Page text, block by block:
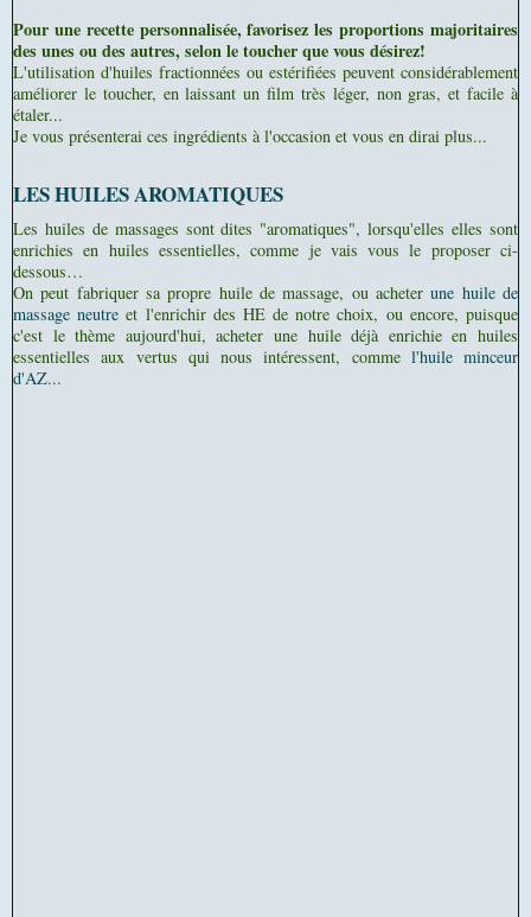
Pour une recette personnalisée, favorisez les proportions majoritaires
des unes ou des autres, selon le toucher que vous désirez!
L'utilisation d'huiles fractionnées ou estérifiées peuvent considérablement
améliorer le toucher, en laissant un film très léger, non gras, et facile à
étaler...
Je vous présenterai ces ingrédients à l'occasion et vous en dirai plus...
LES HUILES AROMATIQUES
Les huiles de massages sont dites "aromatiques", lorsqu'elles elles sont
enrichies en huiles essentielles, comme je vais vous le proposer ci-
dessous…
On peut fabriquer sa propre huile de massage, ou acheterune huile de
massage neutre et l'enrichir des HE de notre choix, ou encore, puisque
c'est le thème aujourd'hui, acheter une huile déjà enrichie en huiles
essentielles aux vertus qui nous intéressent, commel'huile minceur
d'AZ...